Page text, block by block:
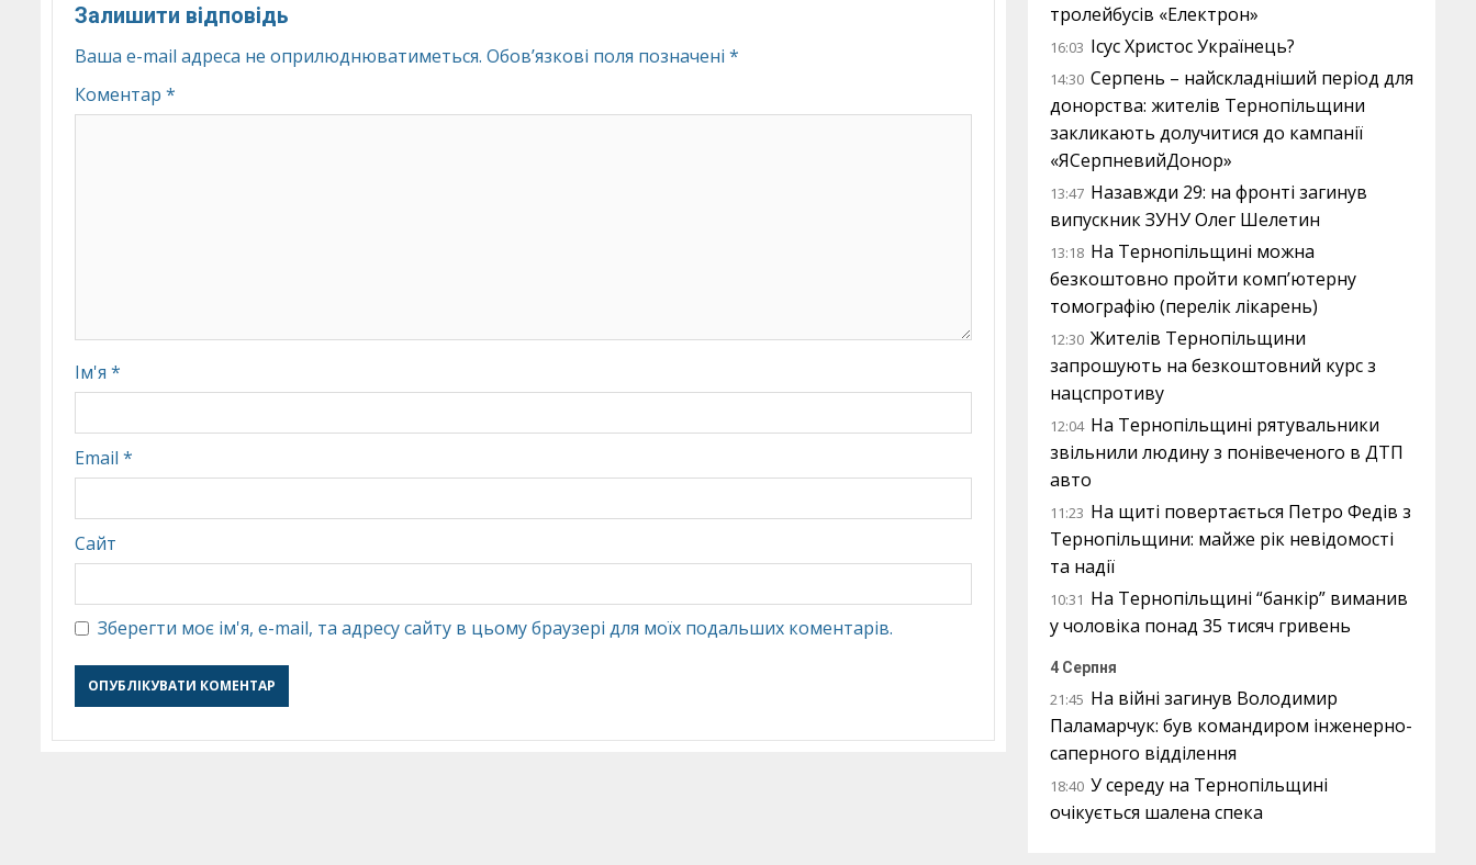
Залишити відповідь
Ваша e-mail адреса не оприлюднюватиметься. Обов’язкові поля позначені *
Коментар *
Ім'я *
Email *
Сайт
Зберегти моє ім'я, e-mail, та адресу сайту в цьому браузері для моїх подальших коментарів.
тролейбусів «Електрон»
16:03 Ісус Христос Українець?
14:30 Серпень – найскладніший період для
донорства: жителів Тернопільщини
закликають долучитися до кампанії
«ЯСерпневийДонор»
13:47 Назавжди 29: на фронті загинув
випускник ЗУНУ Олег Шелетин
13:18 На Тернопільщині можна
безкоштовно пройти комп’ютерну
томографію (перелік лікарень)
12:30 Жителів Тернопільщини
запрошують на безкоштовний курс з
нацспротиву
12:04 На Тернопільщині рятувальники
звільнили людину з понівеченого в ДТП
авто
11:23 На щиті повертається Петро Федів з
Тернопільщини: майже рік невідомості
та надії
10:31 На Тернопільщині “банкір” виманив
у чоловіка понад 35 тисяч гривень
4 Серпня
21:45 На війні загинув Володимир
Паламарчук: був командиром інженерно-
саперного відділення
18:40 У середу на Тернопільщині
очікується шалена спека